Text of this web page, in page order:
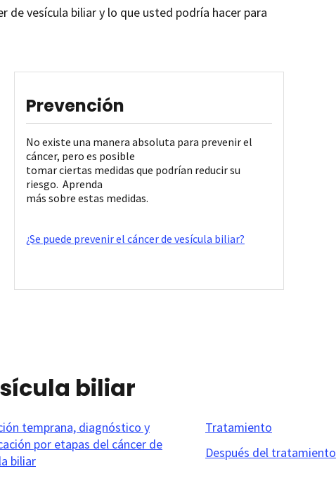
vesícula biliar y lo que usted podría hacer para
Prevención
No existe una manera absoluta para prevenir el
cáncer, pero es posible
tomar ciertas medidas que podrían reducir su
riesgo. Aprenda
más sobre estas medidas.
¿Se puede prevenir el cáncer de vesícula biliar?
biliar
temprana, diagnóstico y
por etapas del cáncer de
biliar
Tratamiento
Después del tratamiento